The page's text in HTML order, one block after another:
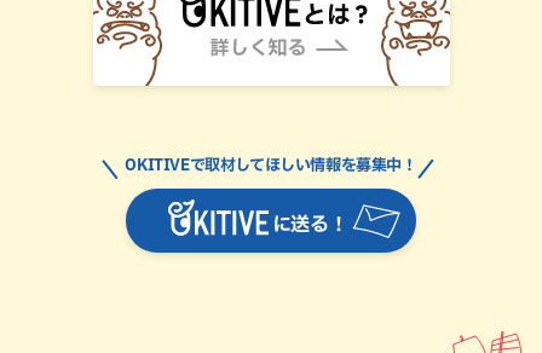
に送る！
OKITIVEで取材してほしい情報を募集中！